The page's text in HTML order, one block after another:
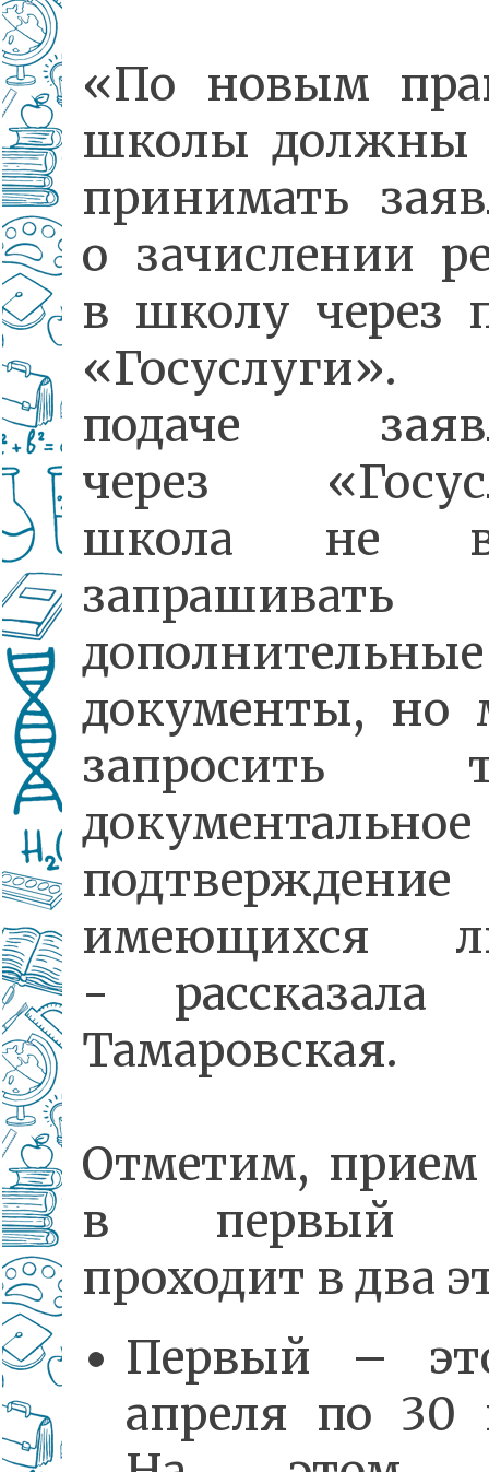
«По новым
школы должны
принимать
о зачислении
в школу через
подаче
через
школа не
запрашивать
дополнительные
документы, но
запросить
документальное
подтверждение
имеющихся
- рассказала
Тамаровская.
Отметим, прием
в первый
проходит в два
Первый –
апреля по 30